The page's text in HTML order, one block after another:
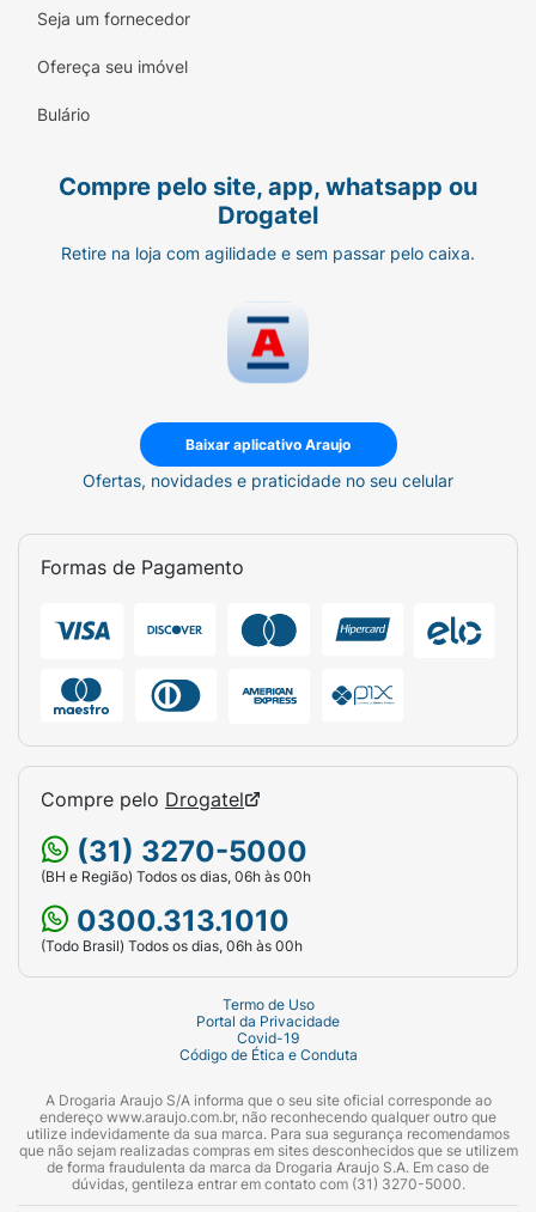
Seja um fornecedor
Ofereça seu imóvel
Bulário
Compre pelo site, app, whatsapp ou
Drogatel
Retire na loja com agilidade e sem passar pelo caixa.
Baixar aplicativo Araujo
Ofertas, novidades e praticidade no seu celular
Formas de Pagamento
Compre pelo Drogatel
(31) 3270-5000
(BH e Região) Todos os dias, 06h às 00h
0300.313.1010
(Todo Brasil) Todos os dias, 06h às 00h
Termo de Uso
Portal da Privacidade
Covid-19
Código de Ética e Conduta
A Drogaria Araujo S/A informa que o seu site oficial corresponde ao
endereço www.araujo.com.br, não reconhecendo qualquer outro que
utilize indevidamente da sua marca. Para sua segurança recomendamos
que não sejam realizadas compras em sites desconhecidos que se utilizem
de forma fraudulenta da marca da Drogaria Araujo S.A. Em caso de
dúvidas, gentileza entrar em contato com (31) 3270-5000.